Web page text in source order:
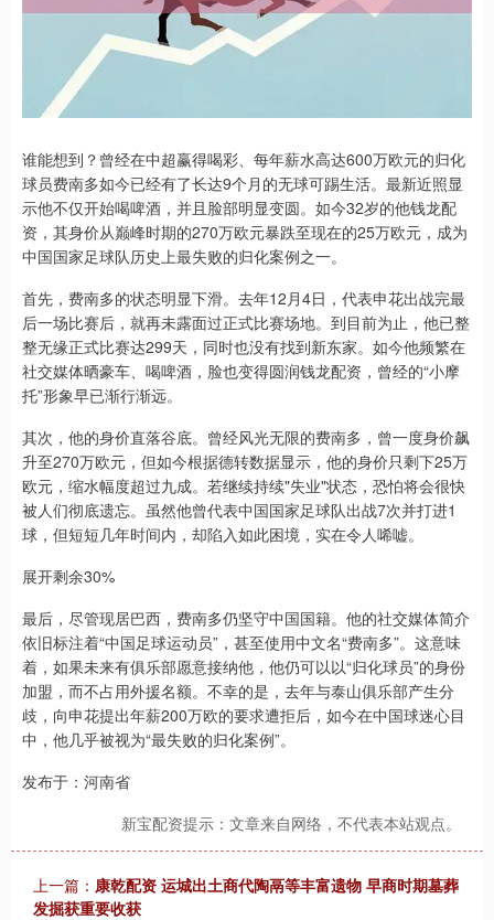
谁能想到？曾经在中超赢得喝彩、每年薪水高达600万欧元的归化
球员费南多如今已经有了长达9个月的无球可踢生活。最新近照显
示他不仅开始喝啤酒，并且脸部明显变圆。如今32岁的他钱龙配
资，其身价从巅峰时期的270万欧元暴跌至现在的25万欧元，成为
中国国家足球队历史上最失败的归化案例之一。
首先，费南多的状态明显下滑。去年12月4日，代表申花出战完最
后一场比赛后，就再未露面过正式比赛场地。到目前为止，他已整
整无缘正式比赛达299天，同时也没有找到新东家。如今他频繁在
社交媒体晒豪车、喝啤酒，脸也变得圆润钱龙配资，曾经的“小摩
托”形象早已渐行渐远。
其次，他的身价直落谷底。曾经风光无限的费南多，曾一度身价飙
升至270万欧元，但如今根据德转数据显示，他的身价只剩下25万
欧元，缩水幅度超过九成。若继续持续"失业"状态，恐怕将会很快
被人们彻底遗忘。虽然他曾代表中国国家足球队出战7次并打进1
球，但短短几年时间内，却陷入如此困境，实在令人唏嘘。
展开剩余30%
最后，尽管现居巴西，费南多仍坚守中国国籍。他的社交媒体简介
依旧标注着“中国足球运动员”，甚至使用中文名“费南多”。这意味
着，如果未来有俱乐部愿意接纳他，他仍可以以“归化球员”的身份
加盟，而不占用外援名额。不幸的是，去年与泰山俱乐部产生分
歧，向申花提出年薪200万欧的要求遭拒后，如今在中国球迷心目
中，他几乎被视为“最失败的归化案例”。
发布于：河南省
新宝配资提示：文章来自网络，不代表本站观点。
上一篇： 康乾配资 运城出土商代陶鬲等丰富遗物 早商时期墓葬
发掘获重要收获